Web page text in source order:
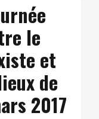
le
et
de
2017